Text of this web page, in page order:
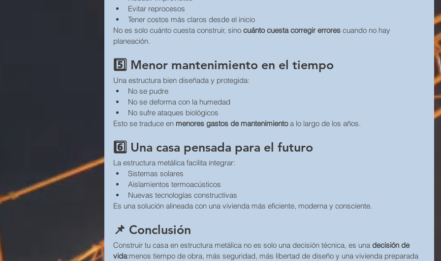
Evitar reprocesos
Tener costos más claros desde el inicio
No es solo cuánto cuesta construir, sino cuánto cuesta corregir errores cuando no hay
planeación.
5️⃣ Menor mantenimiento en el tiempo
Una estructura bien diseñada y protegida:
No se pudre
No se deforma con la humedad
No sufre ataques biológicos
Esto se traduce en menores gastos de mantenimiento a lo largo de los años.
6️⃣ Una casa pensada para el futuro
La estructura metálica facilita integrar:
Sistemas solares
Aislamientos termoacústicos
Nuevas tecnologías constructivas
Es una solución alineada con una vivienda más eficiente, moderna y consciente.
📌 Conclusión
Construir tu casa en estructura metálica no es solo una decisión técnica, es una decisión de
vida:menos tiempo de obra, más seguridad, más libertad de diseño y una vivienda preparada